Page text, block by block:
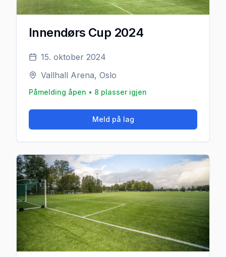
Innendørs Cup 2024
15. oktober 2024
Vallhall Arena, Oslo
Påmelding åpen • 8 plasser igjen
Meld på lag